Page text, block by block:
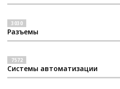
3030
Разъемы
7572
Системы автоматизации